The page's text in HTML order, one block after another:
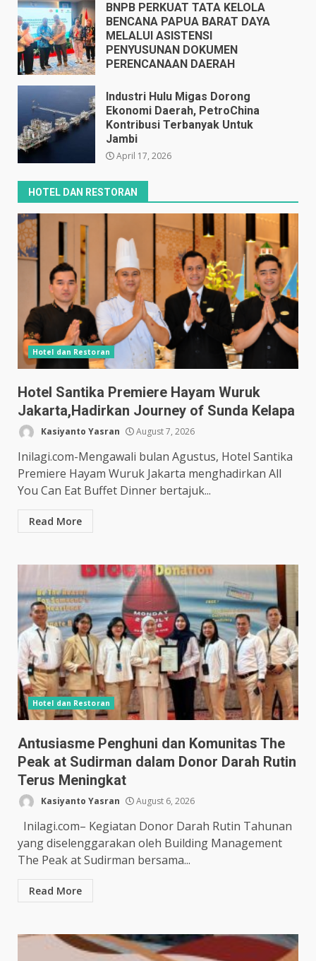
BNPB PERKUAT TATA KELOLA
BENCANA PAPUA BARAT DAYA
MELALUI ASISTENSI
PENYUSUNAN DOKUMEN
PERENCANAAN DAERAH
Industri Hulu Migas Dorong
Ekonomi Daerah, PetroChina
Kontribusi Terbanyak Untuk
Jambi
April 17, 2026
HOTEL DAN RESTORAN
Hotel dan Restoran
Hotel Santika Premiere Hayam Wuruk
Jakarta,Hadirkan Journey of Sunda Kelapa
Kasiyanto Yasran August 7, 2026
Inilagi.com-Mengawali bulan Agustus, Hotel Santika
Premiere Hayam Wuruk Jakarta menghadirkan All
You Can Eat Buffet Dinner bertajuk...
Read More
Hotel dan Restoran
Antusiasme Penghuni dan Komunitas The
Peak at Sudirman dalam Donor Darah Rutin
Terus Meningkat
Kasiyanto Yasran August 6, 2026
Inilagi.com– Kegiatan Donor Darah Rutin Tahunan
yang diselenggarakan oleh Building Management
The Peak at Sudirman bersama...
Read More